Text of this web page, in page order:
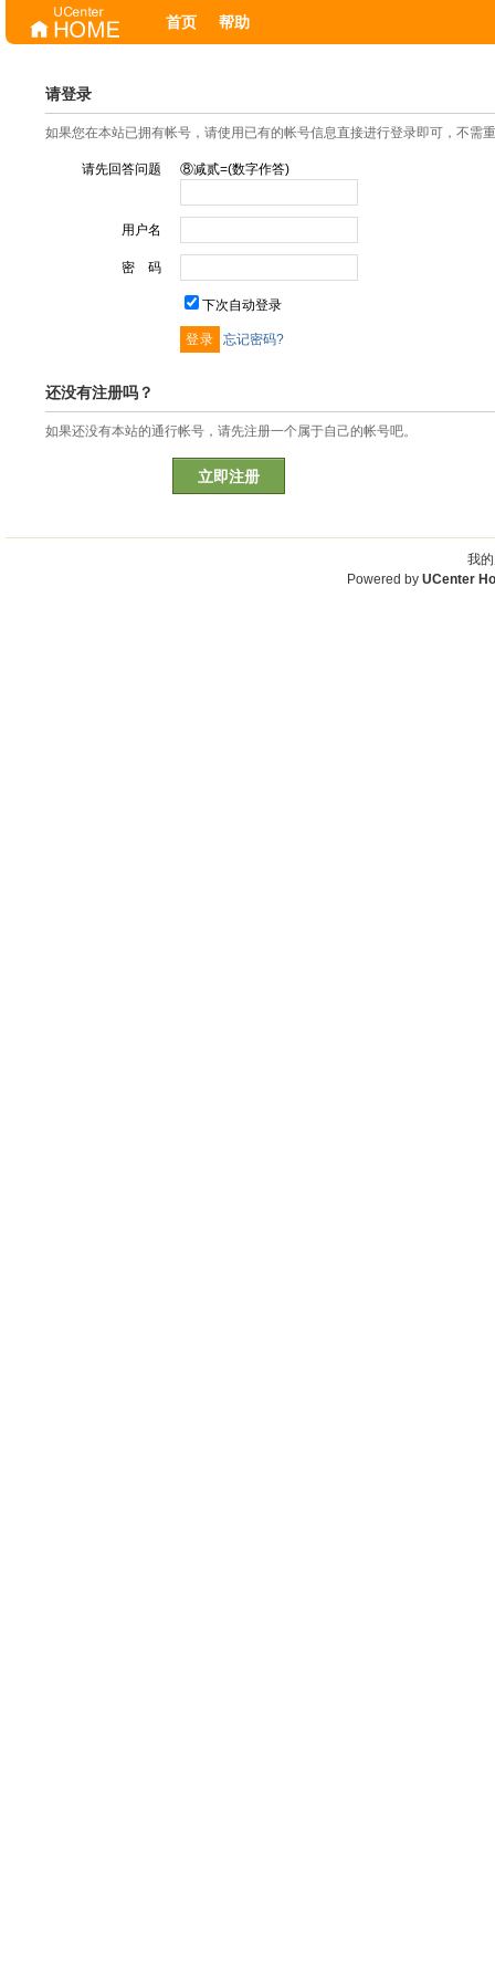
首页 帮助
请登录
如果您在本站已拥有帐号，请使用已有的帐号信息直接进行登录即可，不需
请先回答问题 ⑧减贰=(数字作答)
用户名
密 码
下次自动登录
忘记密码?
还没有注册吗？
如果还没有本站的通行帐号，请先注册一个属于自己的帐号吧。
立即注册
我
Powered by UCenter